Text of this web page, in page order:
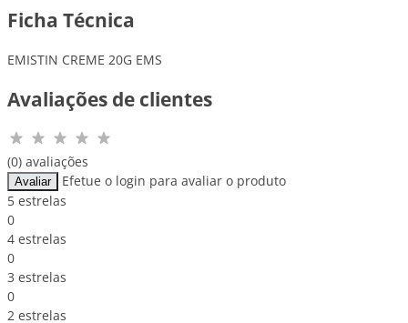
Ficha Técnica
EMISTIN CREME 20G EMS
Avaliações de clientes
(0) avaliações
Avaliar
Efetue o login para avaliar o produto
5 estrelas
0
4 estrelas
0
3 estrelas
0
2 estrelas